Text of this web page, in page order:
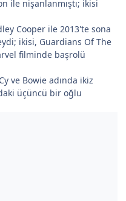
ile nişanlanmıştı; ikisi
Cooper ile 2013'te sona
ikisi, Guardians Of The
filminde başrolü
ve Bowie adında ikiz
üçüncü bir oğlu